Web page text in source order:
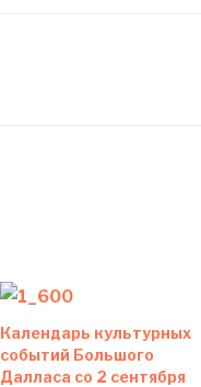
Календарь культурных
событий Большого
Далласа со 2 сентября